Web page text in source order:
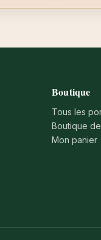
Boutique
Tous les
Boutique
Mon panier